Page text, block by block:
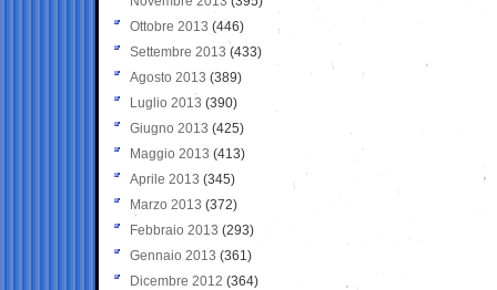
Ottobre 2013 (446)
Settembre 2013 (433)
Agosto 2013 (389)
Luglio 2013 (390)
Giugno 2013 (425)
Maggio 2013 (413)
Aprile 2013 (345)
Marzo 2013 (372)
Febbraio 2013 (293)
Gennaio 2013 (361)
Dicembre 2012 (364)